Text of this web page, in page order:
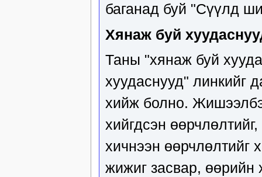
баганад буй "Сүүлд
Хянаж буй
Таны "хянаж буй
хуудаснууд" линкийг
хийж болно.
хийгдсэн
хичнээн өөрчлөлтийг
жижиг засвар, өөрийн